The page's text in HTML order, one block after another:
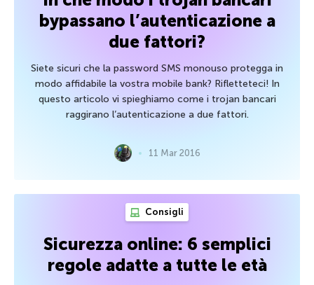
bypassano l’autenticazione a
due fattori?
Siete sicuri che la password SMS monouso protegga in
modo affidabile la vostra mobile bank? Rifletteteci! In
questo articolo vi spieghiamo come i trojan bancari
raggirano l’autenticazione a due fattori.
11 Mar 2016
Consigli
Sicurezza online: 6 semplici
regole adatte a tutte le età